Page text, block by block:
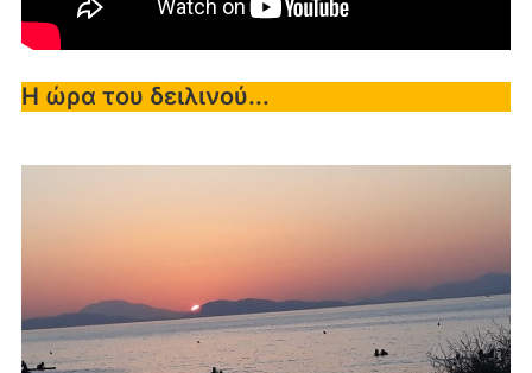
Η ώρα του δειλινού...